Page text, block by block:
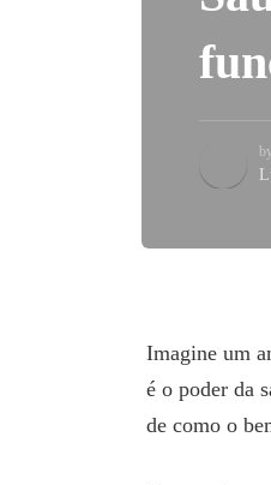
Imagine um
é o poder da
de como o